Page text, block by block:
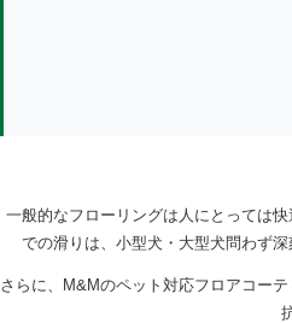
一般的なフローリングは人にとっては
での滑りは、小型犬・大型犬問わず
さらに、M&Mのペット対応フロアコー